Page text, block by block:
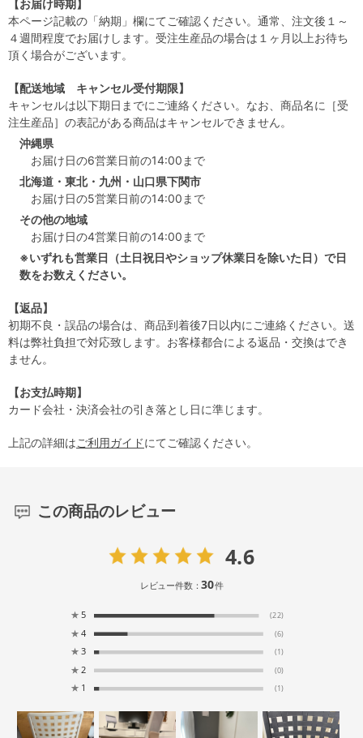
【お届け時期】
本ページ記載の「納期」欄にてご確認ください。通常、注文後１～
４週間程度でお届けします。受注生産品の場合は１ヶ月以上お待ち
頂く場合がございます。
【配送地域 キャンセル受付期限】
キャンセルは以下期日までにご連絡ください。なお、商品名に［受
注生産品］の表記がある商品はキャンセルできません。
沖縄県
お届け日の6営業日前の14:00まで
北海道・東北・九州・山口県下関市
お届け日の5営業日前の14:00まで
その他の地域
お届け日の4営業日前の14:00まで
※いずれも営業日（土日祝日やショップ休業日を除いた日）で日
数をお数えください。
【返品】
初期不良・誤品の場合は、商品到着後7日以内にご連絡ください。送
料は弊社負担で対応致します。お客様都合による返品・交換はでき
ません。
【お支払時期】
カード会社・決済会社の引き落とし日に準じます。
上記の詳細はご利用ガイドにてご確認ください。
この商品のレビュー
4.6
レビュー件数：30件
★ 5 (22)
★ 4 (6)
★ 3 (1)
★ 2 (0)
★ 1 (1)